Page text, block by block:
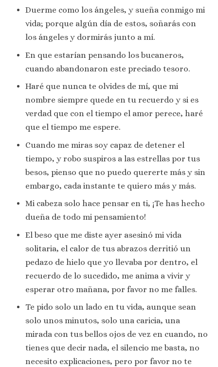
Duerme como los ángeles, y sueña conmigo mi
vida; porque algún día de estos, soñarás con
los ángeles y dormirás junto a mí.
En que estarían pensando los bucaneros,
cuando abandonaron este preciado tesoro.
Haré que nunca te olvides de mí, que mi
nombre siempre quede en tu recuerdo y si es
verdad que con el tiempo el amor perece, haré
que el tiempo me espere.
Cuando me miras soy capaz de detener el
tiempo, y robo suspiros a las estrellas por tus
besos, pienso que no puedo quererte más y sin
embargo, cada instante te quiero más y más.
Mi cabeza solo hace pensar en ti, ¡Te has hecho
dueña de todo mi pensamiento!
El beso que me diste ayer asesinó mi vida
solitaria, el calor de tus abrazos derritió un
pedazo de hielo que yo llevaba por dentro, el
recuerdo de lo sucedido, me anima a vivir y
esperar otro mañana, por favor no me falles.
Te pido solo un lado en tu vida, aunque sean
solo unos minutos, solo una caricia, una
mirada con tus bellos ojos de vez en cuando, no
tienes que decir nada, el silencio me basta, no
necesito explicaciones, pero por favor no te